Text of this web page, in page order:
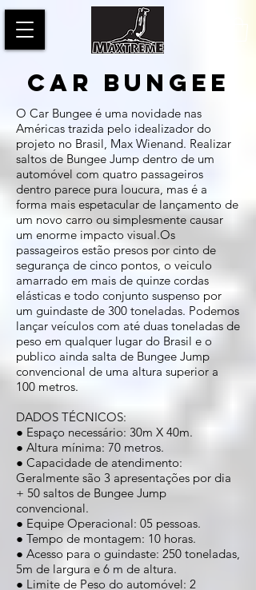
CAR BUNGEE
O Car Bungee é uma novidade nas
Américas trazida pelo idealizador do
projeto no Brasil, Max Wienand. Realizar
saltos de Bungee Jump dentro de um
automóvel com quatro passageiros
dentro parece pura loucura, mas é a
forma mais espetacular de lançamento de
um novo carro ou simplesmente causar
um enorme impacto visual.Os
passageiros estão presos por cinto de
segurança de cinco pontos, o veiculo
amarrado em mais de quinze cordas
elásticas e todo conjunto suspenso por
um guindaste de 300 toneladas. Podemos
lançar veículos com até duas toneladas de
peso em qualquer lugar do Brasil e o
publico ainda salta de Bungee Jump
convencional de uma altura superior a
100 metros.
DADOS TÉCNICOS:
● Espaço necessário: 30m X 40m.
● Altura mínima: 70 metros.
● Capacidade de atendimento:
Geralmente são 3 apresentações por dia
+ 50 saltos de Bungee Jump
convencional.
● Equipe Operacional: 05 pessoas.
● Tempo de montagem: 10 horas.
● Acesso para o guindaste: 250 toneladas,
5m de largura e 6 m de altura.
● Limite de Peso do automóvel: 2